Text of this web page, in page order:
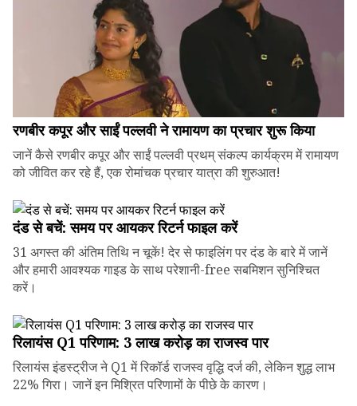
रणबीर कपूर और साईं पल्लवी ने रामायण का प्रचार शुरू किया
जानें कैसे रणबीर कपूर और साईं पल्लवी प्रथम् संकल्प कार्यक्रम में रामायण
को जीवित कर रहे हैं, एक रोमांचक प्रचार यात्रा की शुरुआत!
दंड से बचें: समय पर आयकर रिटर्न फाइल करें
31 अगस्त की अंतिम तिथि न चूकें! देर से फाइलिंग पर दंड के बारे में जानें
और हमारी आवश्यक गाइड के साथ परेशानी-free सबमिशन सुनिश्चित
करें।
रिलायंस Q1 परिणाम: ₹3 लाख करोड़ का राजस्व पार
रिलायंस इंडस्ट्रीज ने Q1 में रिकॉर्ड राजस्व वृद्धि दर्ज की, लेकिन शुद्ध लाभ
22% गिरा। जानें इन मिश्रित परिणामों के पीछे के कारण।